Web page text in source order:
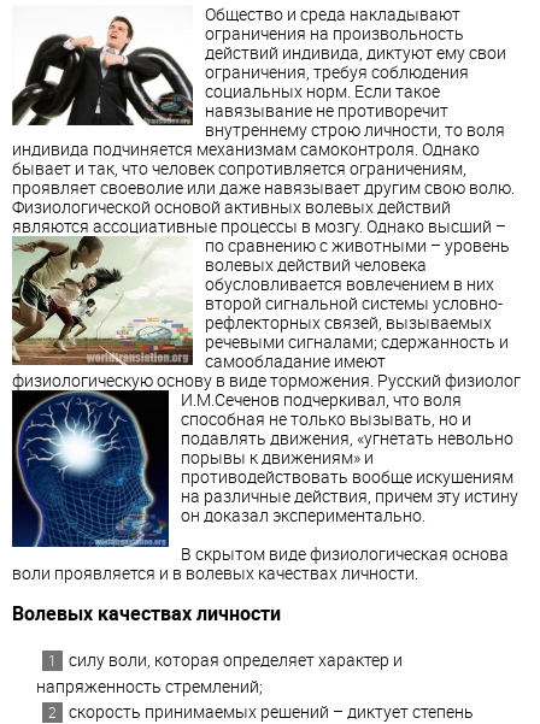
Общество и среда накладывают
ограничения на произвольность
действий индивида, диктуют ему свои
ограничения, требуя соблюдения
социальных норм. Если такое
навязывание не противоречит
внутреннему строю личности, то воля
индивида подчиняется механизмам самоконтроля. Однако
бывает и так, что человек сопротивляется ограничениям,
проявляет своеволие или даже навязывает другим свою волю.
Физиологической основой активных волевых действий
являются ассоциативные процессы в мозгу. Однако высший –
по сравнению с животными – уровень
волевых действий человека
обусловливается вовлечением в них
второй сигнальной системы условно-
рефлекторных связей, вызываемых
речевыми сигналами; сдержанность и
самообладание имеют
физиологическую основу в виде торможения. Русский физиолог
И.М.Сеченов подчеркивал, что воля
способная не только вызывать, но и
подавлять движения, «угнетать невольно
порывы к движениям» и
противодействовать вообще искушениям
на различные действия, причем эту истину
он доказал экспериментально.
В скрытом виде физиологическая основа
воли проявляется и в волевых качествах личности.
Волевых качествах личности
силу воли, которая определяет характер и
напряженность стремлений;
скорость принимаемых решений – диктует степень